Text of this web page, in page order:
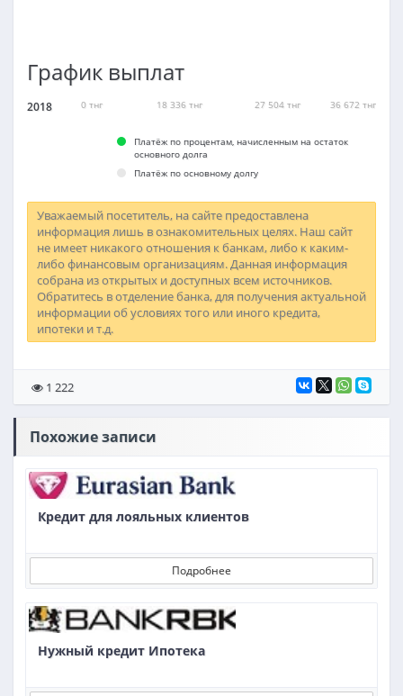
График выплат
0 тнг 18 336 тнг 27 504 тнг 36 672 тнг
2018
Платёж по процентам, начисленным на остаток
основного долга
Платёж по основному долгу
Уважаемый посетитель, на сайте предоставлена
информация лишь в ознакомительных целях. Наш сайт
не имеет никакого отношения к банкам, либо к каким-
либо финансовым организациям. Данная информация
собрана из открытых и доступных всем источников.
Обратитесь в отделение банка, для получения актуальной
информации об условиях того или иного кредита,
ипотеки и т.д.
1 222
Похожие записи
Кредит для лояльных клиентов
Подробнее
Нужный кредит Ипотека